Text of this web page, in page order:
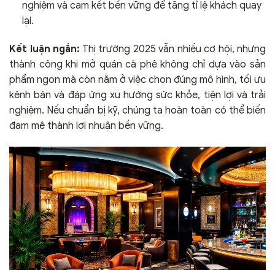
nghiệm và cam kết bền vững để tăng tỉ lệ khách quay
lại.
Kết luận ngắn: Thị trường 2025 vẫn nhiều cơ hội, nhưng
thành công khi mở quán cà phê không chỉ dựa vào sản
phẩm ngon mà còn nằm ở việc chọn đúng mô hình, tối ưu
kênh bán và đáp ứng xu hướng sức khỏe, tiện lợi và trải
nghiệm. Nếu chuẩn bị kỹ, chúng ta hoàn toàn có thể biến
đam mê thành lợi nhuận bền vững.